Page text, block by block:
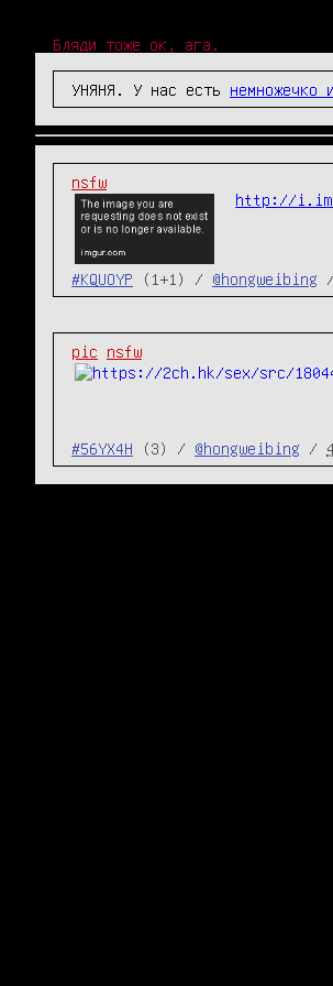
Бляди тоже ок, ага.
УНЯНЯ. У нас есть немножечко
nsfw
http://
#KQUOYP (1+1) / @hongweibing
pic
nsfw
#56YX4H (3) / @hongweibing /